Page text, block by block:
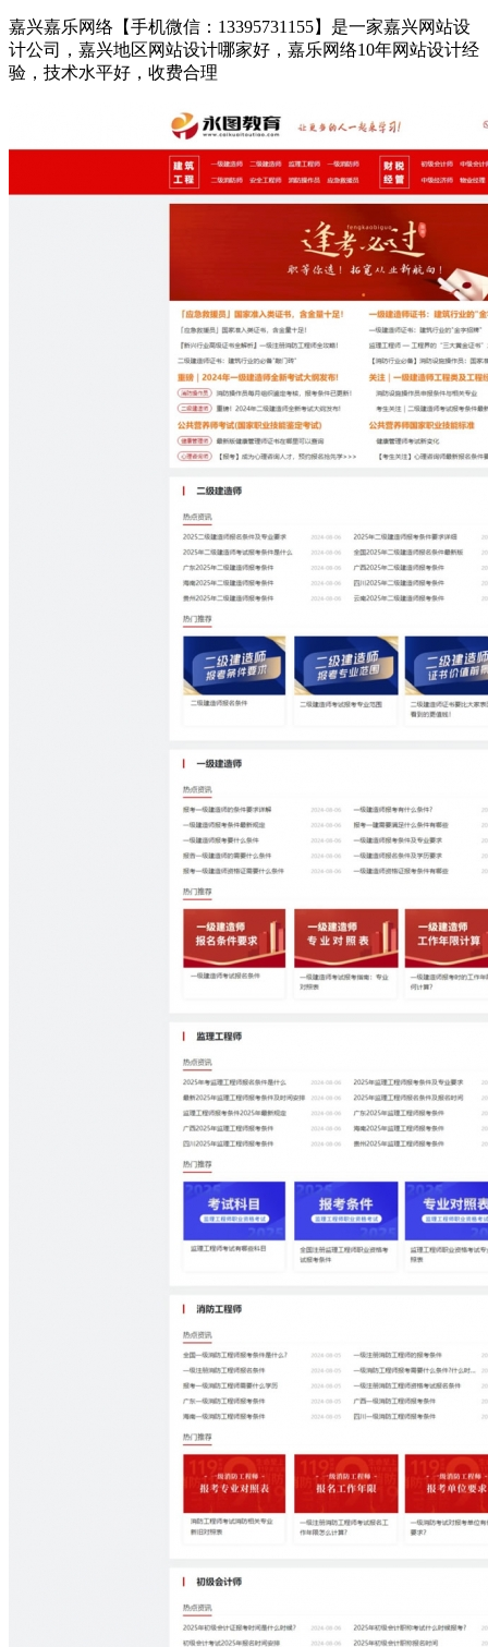
嘉兴嘉乐网络【手机微信：13395731155】是一家嘉兴网站设
计公司，嘉兴地区网站设计哪家好，嘉乐网络10年网站设计经
验，技术水平好，收费合理